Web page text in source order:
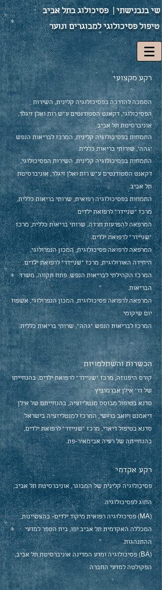
שי בנבנישתי |פסיכולוג בתל אביב
טיפול פסיכולוגי למבוגרים ונוער
רקע מקצועי
הסמכה להדרכה בפסיכולוגיה קלינית,השירות
הפסיכולוגי, דקאנט הסטודנטים ע"ש רות ואלן זיגלר,
אוניברסיטת תל אביב.
התמחות בפסיכולוגיה קלינית, המרכז לבריאות הנפש
'גהה', שירותי בריאות כללית.
התמחות בפסיכולוגיה קלינית, השירות הפסיכולוגי,
דקאנט הסטודנטים ע"ש רות ואלן זיגלר, אוניברסיטת
תל אביב.
התמחות בפסיכולוגיה רפואית, שרותי בריאות כללית,
מרכז "שניידר" לרפואת ילדים.
המרפאה להפרעות חרדה, שרותי בריאות כללית, מרכז
"שניידר" לרפואת ילדים.
המרפאה לרפואה פסיכולוגית, המכון הנפרולוגי,
היחידה האורולוגית, מרכז "שניידר" לרפואת ילדים.
המרכז הקהילתי לבריאות הנפש, פתח תקווה, משרד
הבריאות.
המרפאה לרפואה פסיכולוגית, המכון הנפרולוגי, אשפוז
יום שיקומי.
המרכז לבריאות הנפש "גהה", שרותי בריאות כללית.
הכשרות והשתלמויות
קורס היפנוזה, מרכז "שניידר" לרפואת ילדים, בהנחייתו
של דר' אילן אברמוביץ.
סדנא בטיפול מבוסס מנטליזציה, בהנחייתם של אילן
דיאמנט ויואב ברושי, המרכז למנטליזציה בישראל.
סדנא בטיפול דיאדי, מרכז "שניידר" לרפואת ילדים,
בהנחייתה של רעיה אבימאיר-פת.
רקע אקדמי
פסיכולוגיה קלינית של המבוגר, אוניברסיטת תל אביב,
החוג לפסיכולוגיה.
(MA) פסיכולוגיה רפואית מיקוד ילדים- בהצטיינות,
המכללה האקדמית תל אביב יפו, בית הספר למדעי
ההתנהגות.
(BA) פסיכולוגיה ומדע המדינה אוניברסיטת תל אביב,
הפקולטה למדעי החברה.